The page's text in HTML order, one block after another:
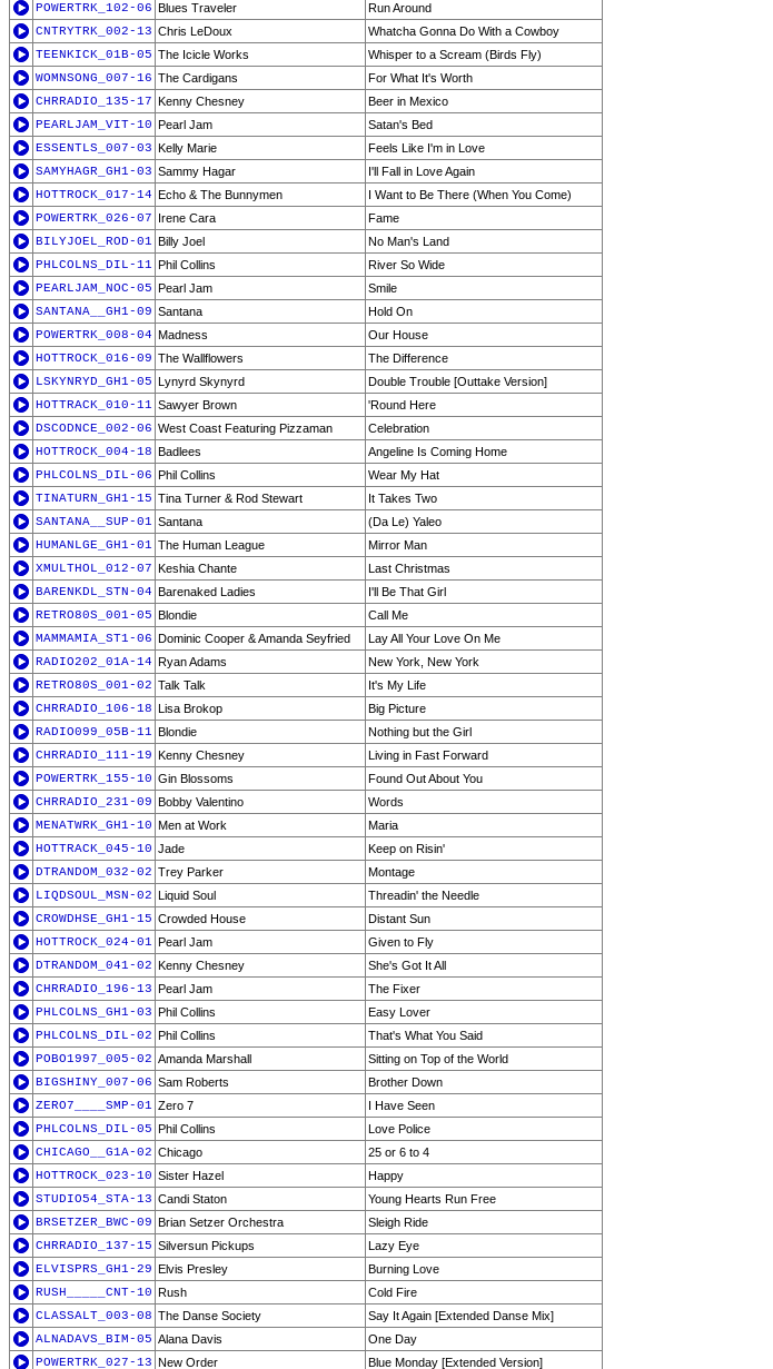
POWERTRK_102-06 Blues Traveler
Run Around
CNTRYTRK_002-13 Chris LeDoux
Whatcha Gonna Do With a Cowboy
TEENKICK_01B-05 The Icicle Works
Whisper to a Scream (Birds Fly)
WOMNSONG_007-16 The Cardigans
For What It's Worth
CHRRADIO_135-17 Kenny Chesney
Beer in Mexico
PEARLJAM_VIT-10 Pearl Jam
Satan's Bed
ESSENTLS_007-03 Kelly Marie
Feels Like I'm in Love
SAMYHAGR_GH1-03 Sammy Hagar
I'll Fall in Love Again
HOTTROCK_017-14 Echo & The Bunnymen
I Want to Be There (When You Come)
POWERTRK_026-07 Irene Cara
Fame
BILYJOEL_ROD-01 Billy Joel
No Man's Land
PHLCOLNS_DIL-11 Phil Collins
River So Wide
PEARLJAM_NOC-05 Pearl Jam
Smile
SANTANA__GH1-09 Santana
Hold On
POWERTRK_008-04 Madness
Our House
HOTTROCK_016-09 The Wallflowers
The Difference
LSKYNRYD_GH1-05 Lynyrd Skynyrd
Double Trouble [Outtake Version]
HOTTRACK_010-11 Sawyer Brown
'Round Here
DSCODNCE_002-06 West Coast Featuring Pizzaman
Celebration
HOTTROCK_004-18 Badlees
Angeline Is Coming Home
PHLCOLNS_DIL-06 Phil Collins
Wear My Hat
TINATURN_GH1-15 Tina Turner & Rod Stewart
It Takes Two
SANTANA__SUP-01 Santana
(Da Le) Yaleo
HUMANLGE_GH1-01 The Human League
Mirror Man
XMULTHOL_012-07 Keshia Chante
Last Christmas
BARENKDL_STN-04 Barenaked Ladies
I'll Be That Girl
RETRO80S_001-05 Blondie
Call Me
MAMMAMIA_ST1-06 Dominic Cooper & Amanda Seyfried
Lay All Your Love On Me
RADIO202_01A-14 Ryan Adams
New York, New York
RETRO80S_001-02 Talk Talk
It's My Life
CHRRADIO_106-18 Lisa Brokop
Big Picture
RADIO099_05B-11 Blondie
Nothing but the Girl
CHRRADIO_111-19 Kenny Chesney
Living in Fast Forward
POWERTRK_155-10 Gin Blossoms
Found Out About You
CHRRADIO_231-09 Bobby Valentino
Words
MENATWRK_GH1-10 Men at Work
Maria
HOTTRACK_045-10 Jade
Keep on Risin'
DTRANDOM_032-02 Trey Parker
Montage
LIQDSOUL_MSN-02 Liquid Soul
Threadin' the Needle
CROWDHSE_GH1-15 Crowded House
Distant Sun
HOTTROCK_024-01 Pearl Jam
Given to Fly
DTRANDOM_041-02 Kenny Chesney
She's Got It All
CHRRADIO_196-13 Pearl Jam
The Fixer
PHLCOLNS_GH1-03 Phil Collins
Easy Lover
PHLCOLNS_DIL-02 Phil Collins
That's What You Said
POBO1997_005-02 Amanda Marshall
Sitting on Top of the World
BIGSHINY_007-06 Sam Roberts
Brother Down
ZERO7____SMP-01 Zero 7
I Have Seen
PHLCOLNS_DIL-05 Phil Collins
Love Police
CHICAGO__G1A-02 Chicago
25 or 6 to 4
HOTTROCK_023-10 Sister Hazel
Happy
STUDIO54_STA-13 Candi Staton
Young Hearts Run Free
BRSETZER_BWC-09 Brian Setzer Orchestra
Sleigh Ride
CHRRADIO_137-15 Silversun Pickups
Lazy Eye
ELVISPRS_GH1-29 Elvis Presley
Burning Love
RUSH_____CNT-10 Rush
Cold Fire
CLASSALT_003-08 The Danse Society
Say It Again [Extended Danse Mix]
ALNADAVS_BIM-05 Alana Davis
One Day
POWERTRK_027-13 New Order Blue Monday [Extended Version]